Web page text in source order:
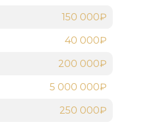
150 000₽
40 000₽
200 000₽
5 000 000₽
250 000₽